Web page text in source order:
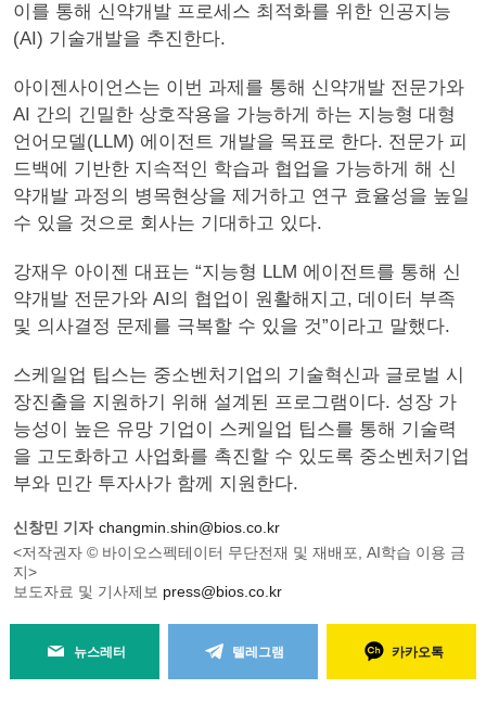
이를 통해 신약개발 프로세스 최적화를 위한 인공지능
(AI) 기술개발을 추진한다.
아이젠사이언스는 이번 과제를 통해 신약개발 전문가와
AI 간의 긴밀한 상호작용을 가능하게 하는 지능형 대형
언어모델(LLM) 에이전트 개발을 목표로 한다. 전문가 피
드백에 기반한 지속적인 학습과 협업을 가능하게 해 신
약개발 과정의 병목현상을 제거하고 연구 효율성을 높일
수 있을 것으로 회사는 기대하고 있다.
강재우 아이젠 대표는 “지능형 LLM 에이전트를 통해 신
약개발 전문가와 AI의 협업이 원활해지고, 데이터 부족
및 의사결정 문제를 극복할 수 있을 것”이라고 말했다.
스케일업 팁스는 중소벤처기업의 기술혁신과 글로벌 시
장진출을 지원하기 위해 설계된 프로그램이다. 성장 가
능성이 높은 유망 기업이 스케일업 팁스를 통해 기술력
을 고도화하고 사업화를 촉진할 수 있도록 중소벤처기업
부와 민간 투자사가 함께 지원한다.
신창민 기자 changmin.shin@bios.co.kr
<저작권자 © 바이오스펙테이터 무단전재 및 재배포, AI학습 이용 금
지>
보도자료 및 기사제보 press@bios.co.kr
뉴스레터 텔레그램 카카오톡